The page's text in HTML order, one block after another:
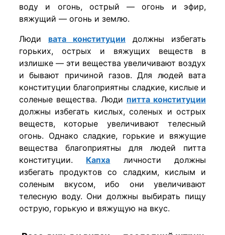
воду и огонь, острый — огонь и эфир,
вяжущий — огонь и землю.
Люди вата конституции должны избегать
горьких, острых и вяжущих веществ в
излишке — эти вещества увеличивают воздух
и бывают причиной газов. Для людей вата
конституции благоприятны сладкие, кислые и
соленые вещества. Люди питта конституции
должны избегать кислых, соленых и острых
веществ, которые увеличивают телесный
огонь. Однако сладкие, горькие и вяжущие
вещества благоприятны для людей питта
конституции. Капха личности должны
избегать продуктов со сладким, кислым и
соленым вкусом, ибо они увеличивают
телесную воду. Они должны выбирать пищу
острую, горькую и вяжущую на вкус.